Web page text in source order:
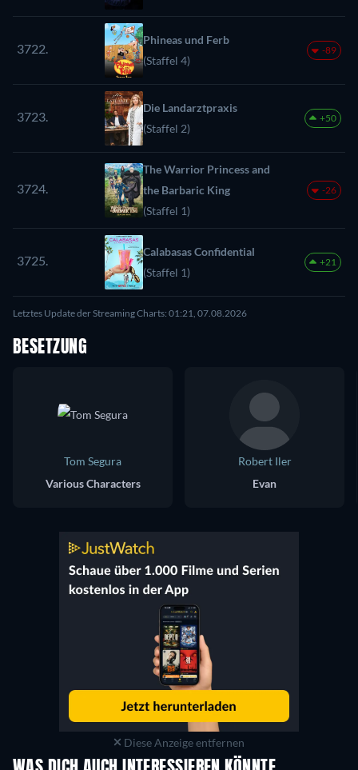
3722.
Phineas und Ferb
(Staffel 4)
-89
3723.
Die Landarztpraxis
(Staffel 2)
+50
3724.
The Warrior Princess and
the Barbaric King
(Staffel 1)
-26
3725.
Calabasas Confidential
(Staffel 1)
+21
Letztes Update der Streaming Charts: 01:21, 07.08.2026
BESETZUNG
Tom Segura
Various Characters
Robert Iler
Evan
Diese Anzeige entfernen
Serie Serie